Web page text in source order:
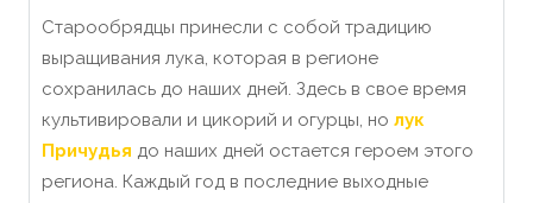
Старообрядцы принесли с собой традицию
выращивания лука, которая в регионе
сохранилась до наших дней. Здесь в свое время
культивировали и цикорий и огурцы, но лук
Причудья до наших дней остается героем этого
региона. Каждый год в последние выходные